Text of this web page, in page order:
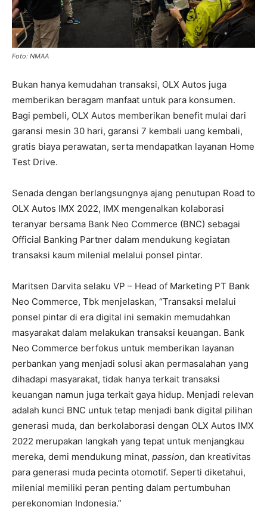
Foto: NMAA
Bukan hanya kemudahan transaksi, OLX Autos juga
memberikan beragam manfaat untuk para konsumen.
Bagi pembeli, OLX Autos memberikan benefit mulai dari
garansi mesin 30 hari, garansi 7 kembali uang kembali,
gratis biaya perawatan, serta mendapatkan layanan Home
Test Drive.
Senada dengan berlangsungnya ajang penutupan Road to
OLX Autos IMX 2022, IMX mengenalkan kolaborasi
teranyar bersama Bank Neo Commerce (BNC) sebagai
Official Banking Partner dalam mendukung kegiatan
transaksi kaum milenial melalui ponsel pintar.
Maritsen Darvita selaku VP – Head of Marketing PT Bank
Neo Commerce, Tbk menjelaskan, “Transaksi melalui
ponsel pintar di era digital ini semakin memudahkan
masyarakat dalam melakukan transaksi keuangan. Bank
Neo Commerce berfokus untuk memberikan layanan
perbankan yang menjadi solusi akan permasalahan yang
dihadapi masyarakat, tidak hanya terkait transaksi
keuangan namun juga terkait gaya hidup. Menjadi relevan
adalah kunci BNC untuk tetap menjadi bank digital pilihan
generasi muda, dan berkolaborasi dengan OLX Autos IMX
2022 merupakan langkah yang tepat untuk menjangkau
mereka, demi mendukung minat, passion, dan kreativitas
para generasi muda pecinta otomotif. Seperti diketahui,
milenial memiliki peran penting dalam pertumbuhan
perekonomian Indonesia.”